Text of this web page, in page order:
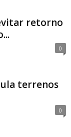
retorno
0
terrenos
0